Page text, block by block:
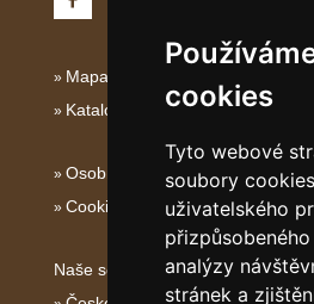
cookies
Tyto webové
soubory
uživatelského
analýzy
stránek a
Mapa serveru Italské Ostrovy
Katalog ubytování
Osobní údaje
Cookies
Naše servery: